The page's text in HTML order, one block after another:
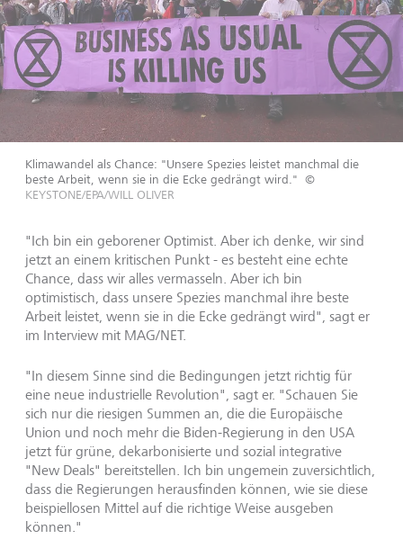
Klimawandel als Chance: "Unsere Spezies leistet manchmal die
beste Arbeit, wenn sie in die Ecke gedrängt wird." ©
KEYSTONE/EPA/WILL OLIVER
"Ich bin ein geborener Optimist. Aber ich denke, wir sind
jetzt an einem kritischen Punkt - es besteht eine echte
Chance, dass wir alles vermasseln. Aber ich bin
optimistisch, dass unsere Spezies manchmal ihre beste
Arbeit leistet, wenn sie in die Ecke gedrängt wird", sagt er
im Interview mit MAG/NET.
"In diesem Sinne sind die Bedingungen jetzt richtig für
eine neue industrielle Revolution", sagt er. "Schauen Sie
sich nur die riesigen Summen an, die die Europäische
Union und noch mehr die Biden-Regierung in den USA
jetzt für grüne, dekarbonisierte und sozial integrative
"New Deals" bereitstellen. Ich bin ungemein zuversichtlich,
dass die Regierungen herausfinden können, wie sie diese
beispiellosen Mittel auf die richtige Weise ausgeben
können."